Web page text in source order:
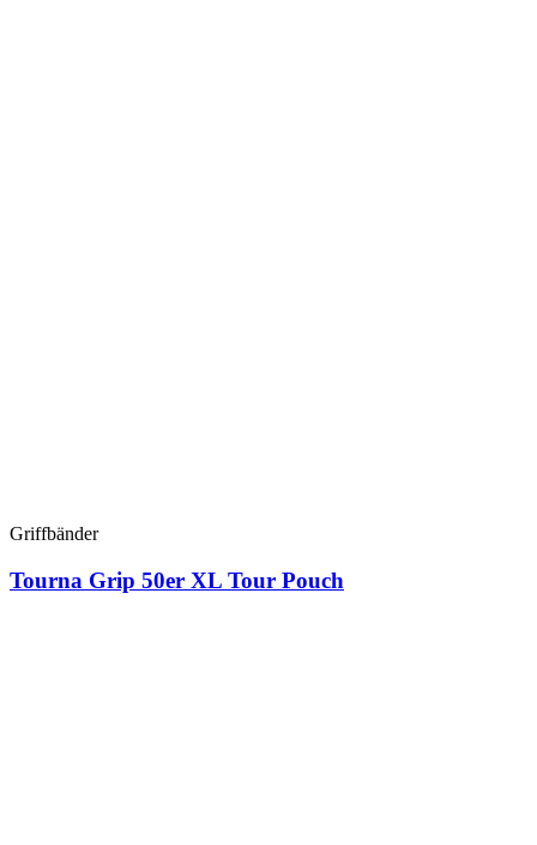
Griffbänder
Tourna Grip 50er XL Tour Pouch